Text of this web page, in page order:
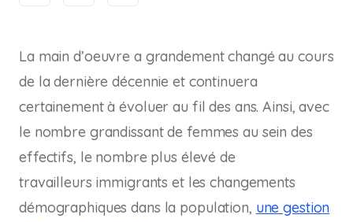
La main d’oeuvre a grandement changé au cours
de la dernière décennie et continuera
certainement à évoluer au fil des ans. Ainsi, avec
le nombre grandissant de femmes au sein des
effectifs, le nombre plus élevé de
travailleurs immigrants et les changements
démographiques dans la population, une gestion